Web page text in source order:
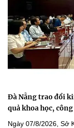
Đà Nẵng trao đổi
quả khoa học,
Ngày 07/8/2026, Sở